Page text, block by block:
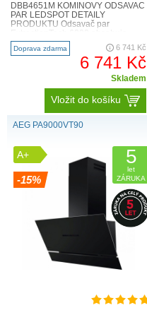
DBB4651M KOMÍNOVÝ ODSAVAČ
PAR LEDSPOT DETAILY
PRODUKTU Odsavač par
výkonný a účinný motor, který
umožňuje vyčistit k..
Doprava zdarma 6 741 Kč
6 741 Kč
Skladem
Vložit do košíku
AEG PA9000VT90
A+
-15%
5
let
ZÁRUKA